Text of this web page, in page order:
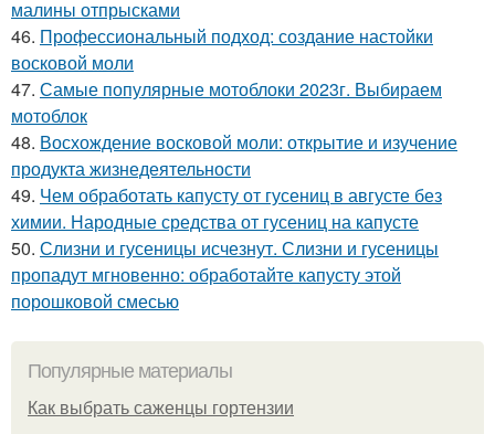
малины отпрысками
46. Профессиональный подход: создание настойки
восковой моли
47. Самые популярные мотоблоки 2023г. Выбираем
мотоблок
48. Восхождение восковой моли: открытие и изучение
продукта жизнедеятельности
49. Чем обработать капусту от гусениц в августе без
химии. Народные средства от гусениц на капусте
50. Слизни и гусеницы исчезнут. Слизни и гусеницы
пропадут мгновенно: обработайте капусту этой
порошковой смесью
Популярные материалы
Как выбрать саженцы гортензии